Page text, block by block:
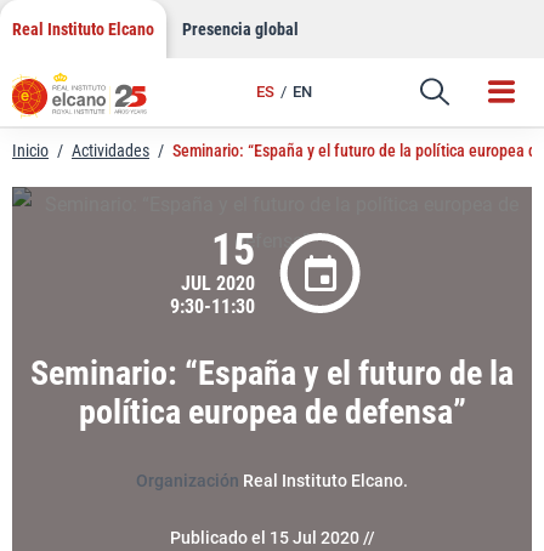
Saltar
contenido
Real Instituto Elcano Presencia global
ES EN
Enlace
Inicio / Actividades / Seminario: “España y el futuro de la política europea
Seminario: “España y el futuro de la
política europea de defensa”
15
JUL 2020
9:30-11:30
Organización Real Instituto Elcano.
Publicado el 15 Jul 2020 //